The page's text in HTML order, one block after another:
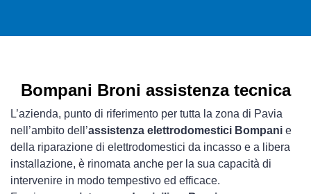
Bompani Broni assistenza tecnica
L’azienda, punto di riferimento per tutta la zona di Pavia
nell’ambito dell’assistenza elettrodomestici Bompani e
della riparazione di elettrodomestici da incasso e a libera
installazione, è rinomata anche per la sua capacità di
intervenire in modo tempestivo ed efficace.